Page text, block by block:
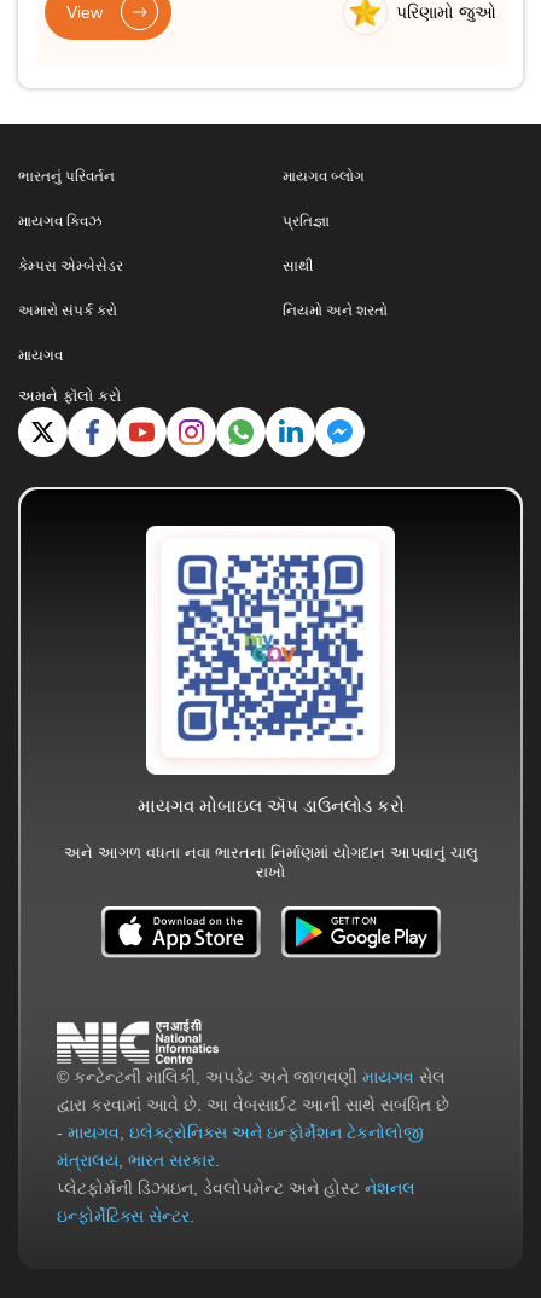
View પરિણામો જુઓ
ભારતનું પરિવર્તન માયગવ બ્લોગ
માયગવ ક્વિઝ પ્રતિજ્ઞા
કેમ્પસ એમ્બેસેડર સાથી
અમારો સંપર્ક કરો નિયમો અને શરતો
માયગવ
અમને ફૉલો કરો
© કન્ટેન્ટની માલિકી, અપડેટ અને જાળવણી માયગવ સેલ
દ્વારા કરવામાં આવે છે. આ વેબસાઈટ આની સાથે સબંધિત છે
- માયગવ
ઇલેક્ટ્રોનિક્સ અને ઇન્ફોર્મેશન ટેકનોલોજી
મંત્રાલય ભારત સરકાર
પ્લેટફોર્મની ડિઝાઇન, ડેવલોપમેન્ટ અને હોસ્ટ નેશનલ
ઇન્ફોર્મેટિક્સ સેન્ટર
માયગવ મોબાઇલ ઍપ ડાઉનલોડ કરો
અને આગળ વધતા નવા ભારતના નિર્માણમાં યોગદાન આપવાનું ચાલુ
રાખો